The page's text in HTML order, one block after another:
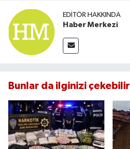
EDITÖR HAKKINDA
Haber Merkezi
Bunlar da ilginizi çekebilir